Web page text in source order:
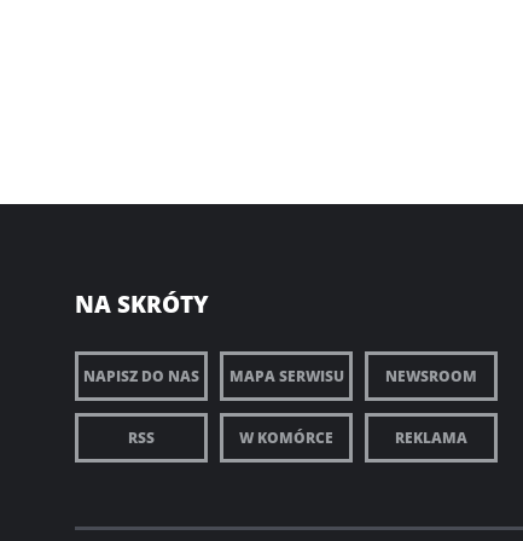
NA SKRÓTY
NAPISZ DO NAS MAPA SERWISU NEWSROOM
RSS W KOMÓRCE REKLAMA